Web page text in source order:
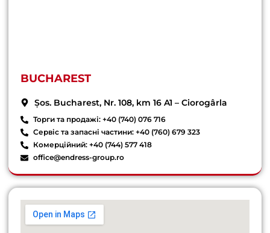
BUCHAREST
Șos. Bucharest, Nr. 108, km 16 A1 – Ciorogârla
Торги та продажі: +40 (740) 076 716
Сервіс та запасні частини: +40 (760) 679 323
Комерційний: +40 (744) 577 418
office@endress-group.ro